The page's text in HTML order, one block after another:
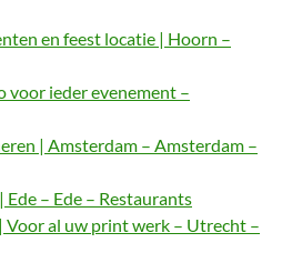
en feest locatie | Hoorn –
voor ieder evenement –
| Amsterdam – Amsterdam –
– Ede – Restaurants
al uw print werk – Utrecht –